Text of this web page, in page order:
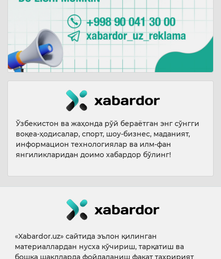
Ўзбекистон ва жаҳонда рўй бераётган энг сўнгги
воқеа-ҳодисалар, спорт, шоу-бизнес, маданият,
информацион технологиялар ва илм-фан
янгиликларидан доимо хабардор бўлинг!
«Xabardor.uz» сайтида эълон қилинган
материаллардан нусха кўчириш, тарқатиш ва
бошқа шаклларда фойдаланиш фақат таҳририят